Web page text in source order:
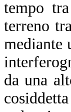
tempo
terreno
mediante
da una